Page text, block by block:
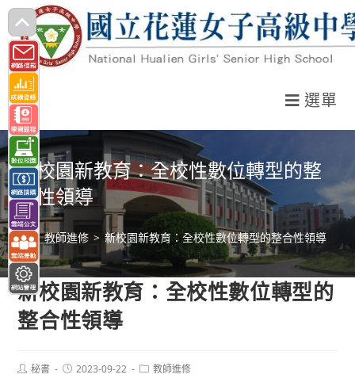
跳
轉
至
主
要
內
容
選單
新校園新教育：全校性數位轉型的整
合性領導
> 教師進修 > 新校園新教育：全校性數位轉型的整合性領導
新校園新教育：全校性數位轉型的
整合性領導
Post秘書
Post2023-09-22
Post教師進修